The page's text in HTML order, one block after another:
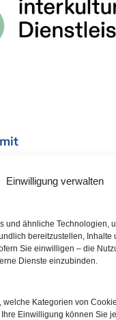
Einwilligung verwalten
und ähnliche Technologien,
bereitzustellen, Inhalte
Sie einwilligen – die
Dienste einzubinden.
welche Kategorien von
Einwilligung können Sie